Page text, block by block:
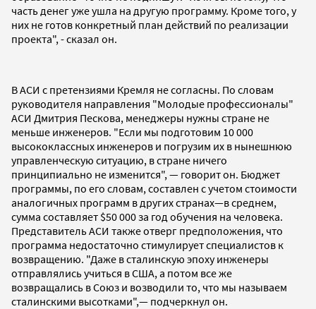
часть денег уже ушла на другую программу. Кроме того, у
них не готов конкретный план действий по реализации
проекта", - сказал он.
В АСИ с претензиями Кремля не согласны. По словам
руководителя направления "Молодые профессионалы"
АСИ Дмитрия Пескова, менеджеры нужны стране не
меньше инженеров. "Если мы подготовим 10 000
высококлассных инженеров и погрузим их в нынешнюю
управленческую ситуацию, в стране ничего
принципиально не изменится", — говорит он. Бюджет
программы, по его словам, составлен с учетом стоимости
аналогичных программ в других странах—в среднем,
сумма составляет $50 000 за год обучения на человека.
Представитель АСИ также отверг предположения, что
программа недостаточно стимулирует специалистов к
возвращению. "Даже в сталинскую эпоху инженеры
отправлялись учиться в США, а потом все же
возвращались в Союз и возводили то, что мы называем
сталинскими высотками",— подчеркнул он.